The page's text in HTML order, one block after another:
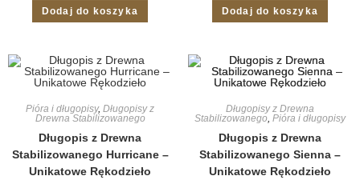
Dodaj do koszyka Dodaj do koszyka
Pióra i długopisy, Długopisy z
Drewna Stabilizowanego
Długopis z Drewna
Stabilizowanego Hurricane –
Unikatowe Rękodzieło
Długopisy z Drewna
Stabilizowanego, Pióra i długopisy
Długopis z Drewna
Stabilizowanego Sienna –
Unikatowe Rękodzieło